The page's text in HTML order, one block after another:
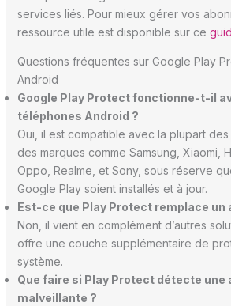
services liés. Pour mieux gérer vos
ressource utile est disponible sur ce
Questions fréquentes sur Google Play
Android
Google Play Protect fonctionne-t-il
téléphones Android ?
Oui, il est compatible avec la plupart
des marques comme Samsung, Xiaomi,
Oppo, Realme, et Sony, sous réserve
Google Play soient installés et à jour.
Est-ce que Play Protect remplace un
Non, il vient en complément d’autres
offre une couche supplémentaire de
système.
Que faire si Play Protect détecte une
malveillante ?